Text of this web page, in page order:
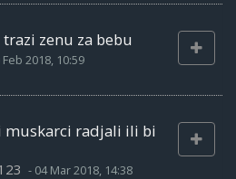
zenu za bebu
Feb 2018, 10:59
muskarci radjali ili bi
- 04 Mar 2018, 14:38